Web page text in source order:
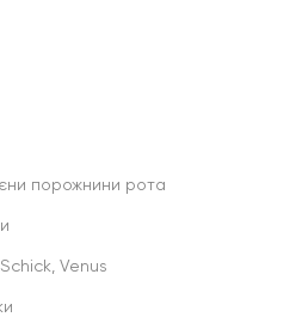
порожнини рота
Venus